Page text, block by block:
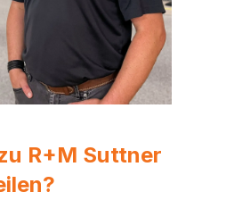
R+M Suttner